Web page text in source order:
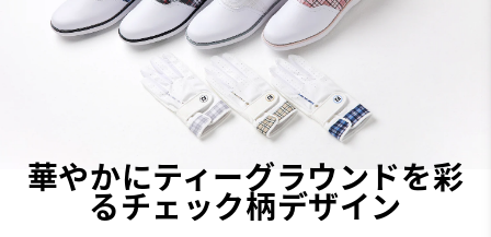
華やかにティーグラウンドを彩
る​チェック柄デザイン